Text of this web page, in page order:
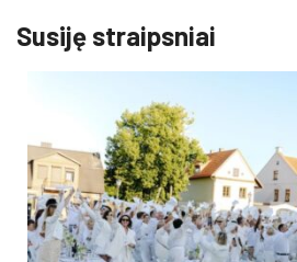
Susiję straipsniai